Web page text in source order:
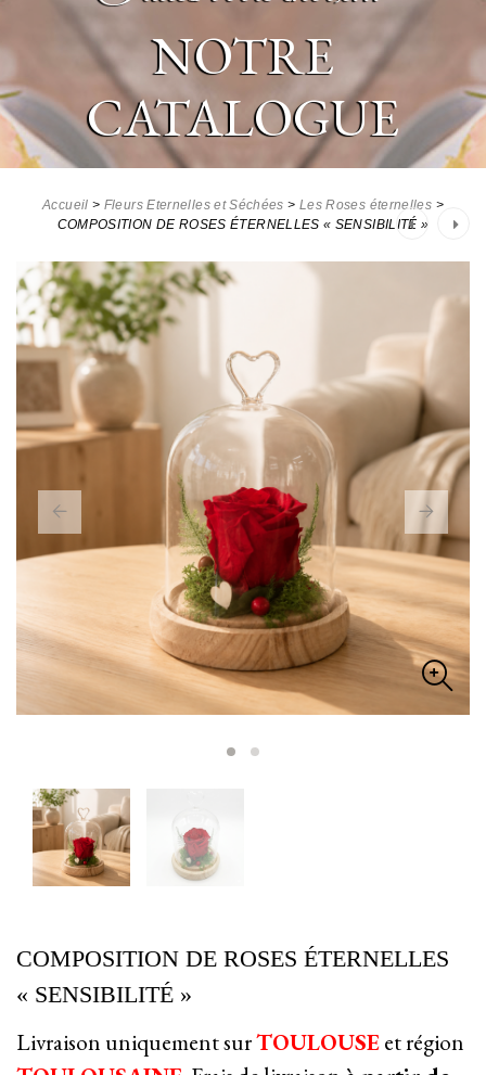
NOTRE
CATALOGUE
Accueil > Fleurs Eternelles et Séchées > Les Roses éternelles >
COMPOSITION DE ROSES ÉTERNELLES « SENSIBILITÉ »
Post
navigation
COMPOSITION DE ROSES ÉTERNELLES
« SENSIBILITÉ »
Livraison uniquement surTOULOUSEet région